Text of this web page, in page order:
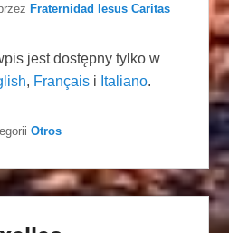
Fraternidad Iesus Caritas
jest dostępny tylko w
, Français i Italiano.
Otros